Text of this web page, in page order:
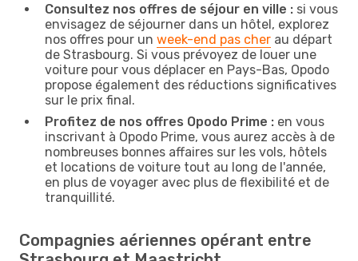
Consultez nos offres de séjour en ville : si vous
envisagez de séjourner dans un hôtel, explorez
nos offres pour un week-end pas cher au départ
de Strasbourg. Si vous prévoyez de louer une
voiture pour vous déplacer en Pays-Bas, Opodo
propose également des réductions significatives
sur le prix final.
Profitez de nos offres Opodo Prime : en vous
inscrivant à Opodo Prime, vous aurez accès à de
nombreuses bonnes affaires sur les vols, hôtels
et locations de voiture tout au long de l'année,
en plus de voyager avec plus de flexibilité et de
tranquillité.
Compagnies aériennes opérant entre